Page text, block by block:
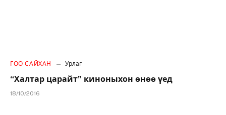
ГОО САЙХАН Урлаг
“Халтар царайт” киноныхон өнөө үед
18/10/2016